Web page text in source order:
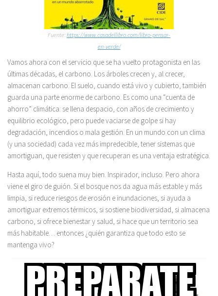
Fuente: https://www.casadellibro.com/libro-pensar-
en-verde/
Vamos ahora con el servicio que se ha vuelto protagonista en las
últimas décadas, el carbono. Los árboles crecen y, al crecer,
almacenan carbono. El suelo, cuando está vivo y cubierto, también
guarda una parte enorme de carbono. Es como una “cuenta de
ahorro” climática: se llena despacio, con años de crecimiento y
equilibrio ecológico, pero puede vaciarse de golpe si hay
degradación, incendios o mala gestión. En un mundo con un clima
(y una sociedad) cada vez más impredecible, tener sistemas que
amortiguan, que resisten y que recuperan es una ventaja estratégica.
Hasta aquí, todo suena muy bien. Inspirador, incluso. Pero ahora
viene el giro de guión. Si el bosque nos da agua más estable y más
limpia, si reduce riesgos de erosión e inundaciones, si ayuda a
amortiguar extremos térmicos, si sostiene biodiversidad, si almacena
carbono, si ofrece bienestar y salud, si hace que un territorio sea
más habitable… entonces ¿quién garantiza que todo esto se
mantenga vivo?